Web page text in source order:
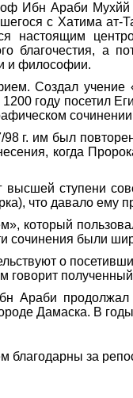
Ибн Араби Мухйй
с Хатима
настоящим
благочестия, а
и философии.
Создал учение
году посетил
г. им был
когда
высшей ступени
что давало ему
который
сочинения были
о
говорит
Араби продолжал
Дамаска. В
благодарны за